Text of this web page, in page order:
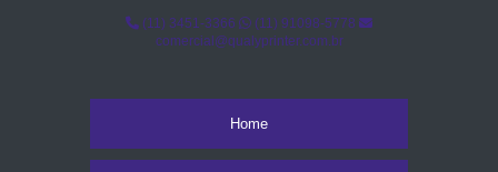
(11) 3451-3366
(11) 91098-5778
comercial@qualyprinter.com.br
Home